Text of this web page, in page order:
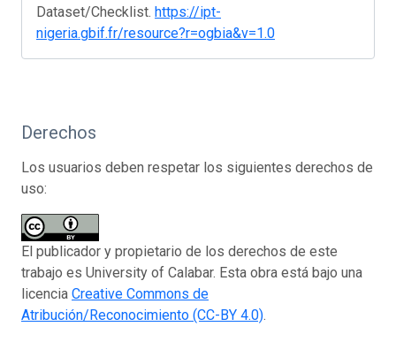
Dataset/Checklist. https://ipt-
nigeria.gbif.fr/resource?r=ogbia&v=1.0
Derechos
Los usuarios deben respetar los siguientes derechos de
uso:
El publicador y propietario de los derechos de este
trabajo es University of Calabar. Esta obra está bajo una
licencia Creative Commons de
Atribución/Reconocimiento (CC-BY 4.0).